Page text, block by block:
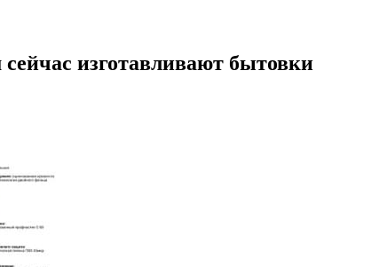
изготавливают бытовки